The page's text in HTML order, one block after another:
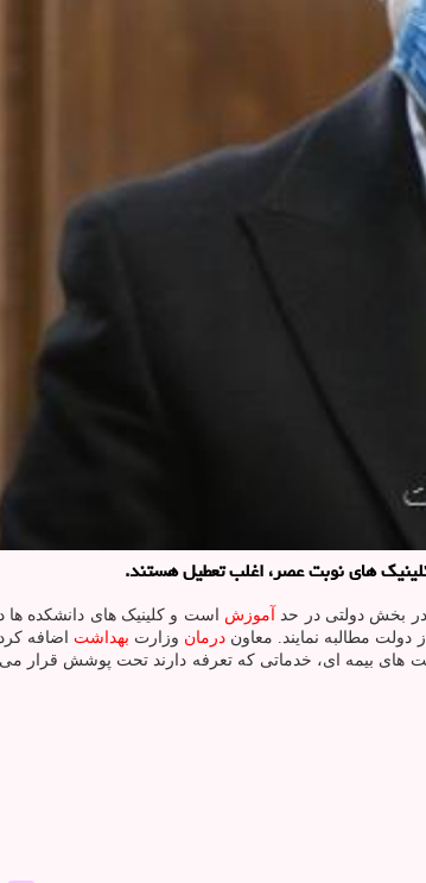
های نوبت عصر، اغلب تعطیل هستند.
در بخش دولتی در حد آموزش است و کلینیک های دانشکده
مطالبه نمایند. معاون درمان وزارت بهداشت اضافه
بیمه ای، خدماتی که تعرفه دارند تحت پوشش قرار می